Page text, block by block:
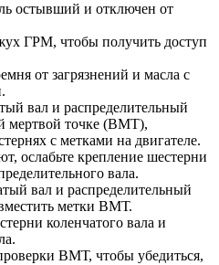
остывший и отключен от
ГРМ, чтобы получить доступ
от загрязнений и масла с
вал и распределительный
мертвой точке (ВМТ),
с метками на двигателе.
ослабьте крепление шестерни
вала.
вал и распределительный
метки ВМТ.
коленчатого вала и
ВМТ, чтобы убедиться,